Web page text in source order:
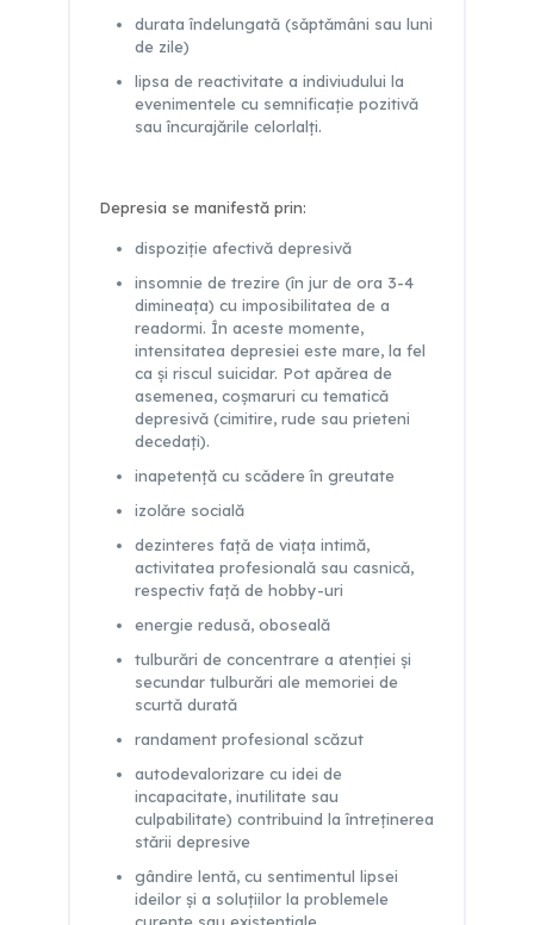
durata îndelungatǎ (sǎptǎmâni sau luni
de zile)
lipsa de reactivitate a indiviudului la
evenimentele cu semnificaţie pozitivǎ
sau încurajările celorlalţi.
Depresia se manifestă prin:
dispoziţie afectivă depresivă
insomnie de trezire (în jur de ora 3-4
dimineaţa) cu imposibilitatea de a
readormi. În aceste momente,
intensitatea depresiei este mare, la fel
ca şi riscul suicidar. Pot apǎrea de
asemenea, coşmaruri cu tematicǎ
depresivǎ (cimitire, rude sau prieteni
decedaţi).
inapetenţă cu scǎdere în greutate
izolǎre socială
dezinteres faţǎ de viaţa intimă,
activitatea profesionalǎ sau casnicǎ,
respectiv faţǎ de hobby-uri
energie redusǎ, oboseală
tulburări de concentrare a atenţiei şi
secundar tulburări ale memoriei de
scurtǎ duratǎ
randament profesional scăzut
autodevalorizare cu idei de
incapacitate, inutilitate sau
culpabilitate) contribuind la întreţinerea
stǎrii depresive
gândire lentǎ, cu sentimentul lipsei
ideilor şi a soluţiilor la problemele